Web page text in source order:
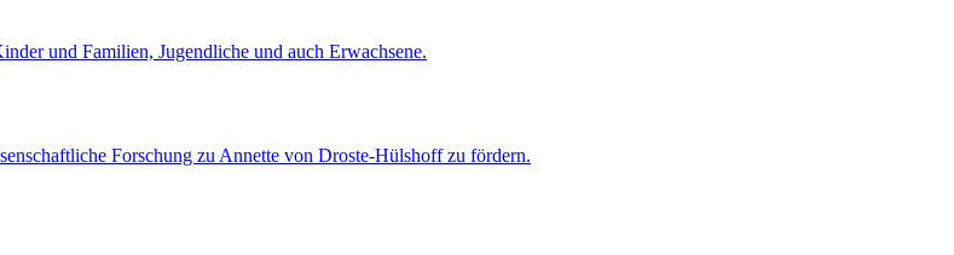
und Familien, Jugendliche und auch Erwachsene.
Forschung zu Annette von Droste-Hülshoff zu fördern.